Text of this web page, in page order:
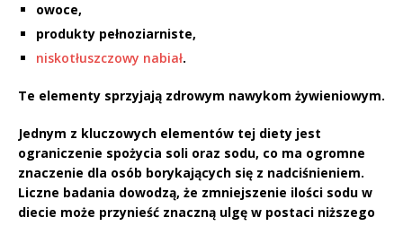
owoce,
produkty pełnoziarniste,
niskotłuszczowy nabiał.
Te elementy sprzyjają zdrowym nawykom żywieniowym.
Jednym z kluczowych elementów tej diety jest
ograniczenie spożycia soli oraz sodu, co ma ogromne
znaczenie dla osób borykających się z nadciśnieniem.
Liczne badania dowodzą, że zmniejszenie ilości sodu w
diecie może przynieść znaczną ulgę w postaci niższego